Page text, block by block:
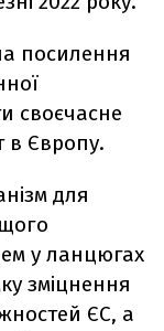
посилення
своєчасне
в Європу.
для
у ланцюгах
зміцнення
ЄС, а